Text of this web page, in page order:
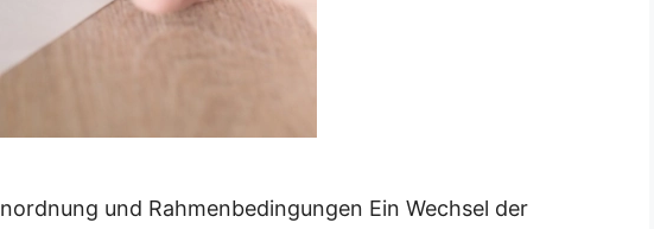
und Rahmenbedingungen Ein Wechsel der